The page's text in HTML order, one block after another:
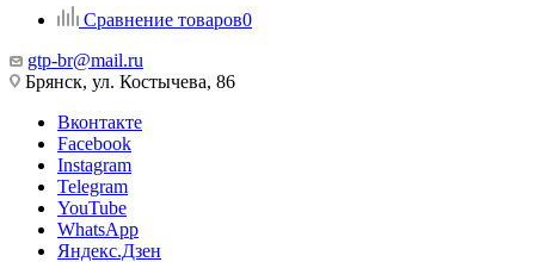
Сравнение товаров0
gtp-br@mail.ru
Брянск, ул. Костычева, 86
Вконтакте
Facebook
Instagram
Telegram
YouTube
WhatsApp
Яндекс.Дзен